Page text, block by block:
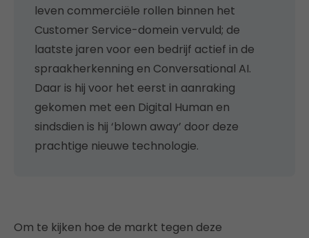
leven commerciële rollen binnen het
Customer Service-domein vervuld; de
laatste jaren voor een bedrijf actief in de
spraakherkenning en Conversational AI.
Daar is hij voor het eerst in aanraking
gekomen met een Digital Human en
sindsdien is hij ‘blown away’ door deze
prachtige nieuwe technologie.
Om te kijken hoe de markt tegen deze